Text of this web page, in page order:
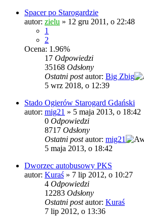
Spacer po Starogardzie
autor: zielu » 12 gru 2011, o 22:48
1
2
Ocena: 1.96%
17 Odpowiedzi
35168 Odsłony
Ostatni postautor: Big Zbig
5 wrz 2018, o 12:39
Stado Ogierów Starogard Gdański
autor: mig21 » 5 maja 2013, o 18:42
0 Odpowiedzi
8717 Odsłony
Ostatni postautor: mig21
5 maja 2013, o 18:42
Dworzec autobusowy PKS
autor: Kuraś » 7 lip 2012, o 10:27
4 Odpowiedzi
12283 Odsłony
Ostatni postautor: Kuraś
7 lip 2012, o 13:36